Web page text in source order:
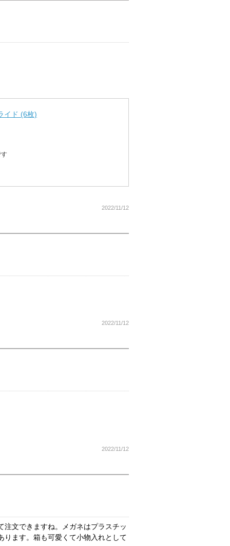
イド (6枚)
2022/11/12
2022/11/12
2022/11/12
文できますね。メガネはプラスチッ
ります。箱も可愛くて小物入れとして